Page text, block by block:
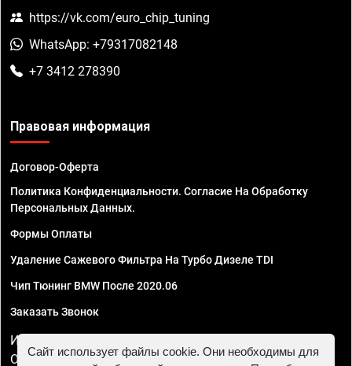
https://vk.com/euro_chip_tuning
WhatsApp: +79317082148
+7 3412 278390
Правовая информация
Договор-Оферта
Политика Конфиденциальности. Согласие На Обработку
Персональных Данных.
Формы Оплаты
Удаление Сажевого Фильтра На Турбо Дизеле TDI
Чип Тюнинг BMW После 2020.06
Заказать Звонок
ИП Смирнов Георгий Павлович. ИНН 781302555843,
ОГРНИП 324470400032610
Сайт использует файлы cookie. Они необходимы для